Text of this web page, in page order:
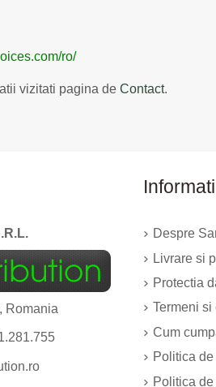
ro/
vizitati pagina de Contact.
Romania
Despre
Livrare si
Protectia
Termeni si
Cum
Politica
Politica de